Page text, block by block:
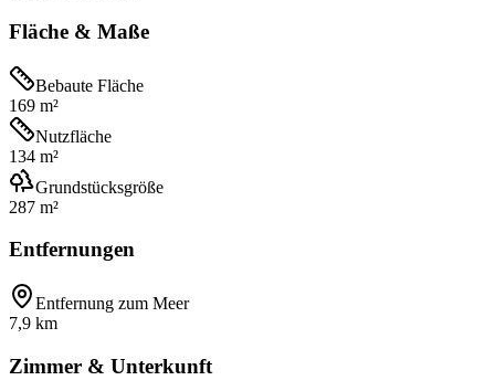
Fläche & Maße
Bebaute Fläche
169 m²
Nutzfläche
134 m²
Grundstücksgröße
287 m²
Entfernungen
Entfernung zum Meer
7,9 km
Zimmer & Unterkunft